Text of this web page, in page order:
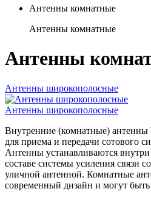
Антенны комнатные
Антенны комнатные
Антенны
Антенны широкополосные
Антенны широкополосные
Внутренние (комнатные)
для приема и передачи сотового
Антенны устанавливаются
составе системы усиления связи
уличной антенной. Комнатные
современный дизайн и могут